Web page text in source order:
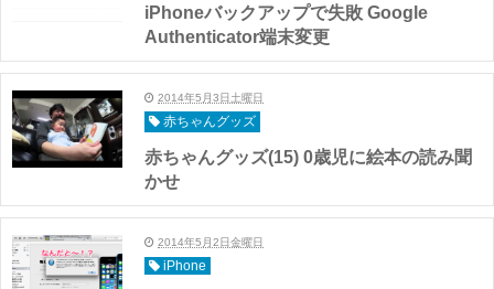
iPhoneバックアップで失敗 Google
Authenticator端末変更
2014年5月3日土曜日
赤ちゃんグッズ
赤ちゃんグッズ(15) 0歳児に絵本の読み聞
かせ
2014年5月2日金曜日
iPhone